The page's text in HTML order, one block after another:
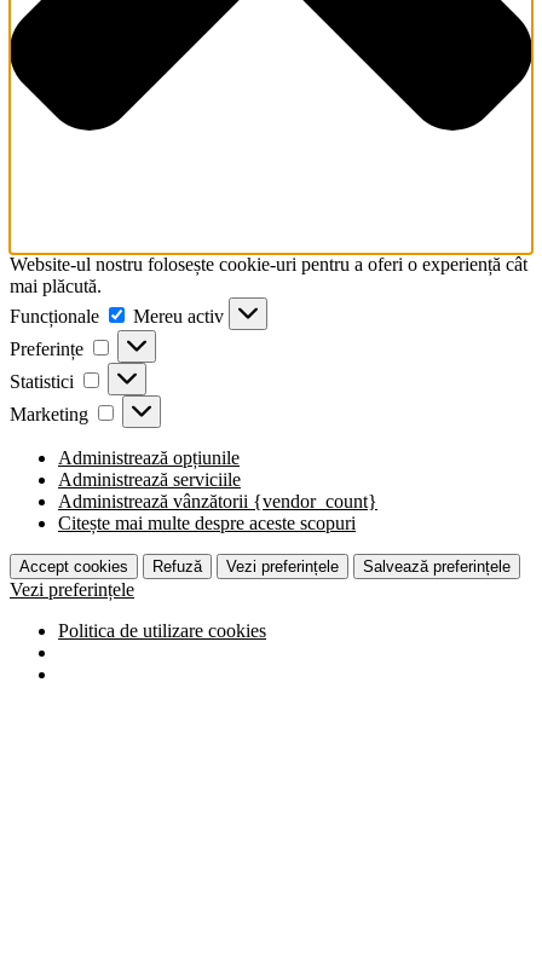
screen
reader
to
help
navigate
Website-ul nostru folosește cookie-uri pentru a oferi o experiență cât
mai plăcută.
Funcționale
Funcționale
Mereu activ
Preferințe
Preferințe
Statistici
Statistici
Marketing
Marketing
Administrează opțiunile
Administrează serviciile
Administrează vânzătorii {vendor_count}
Citește mai multe despre aceste scopuri
Accept cookies Refuză Vezi preferințele Salvează preferințele
Vezi preferințele
Politica de utilizare cookies